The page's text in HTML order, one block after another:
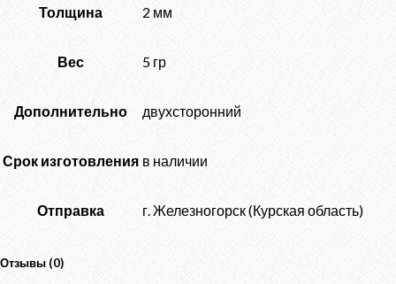
Толщина 2 мм
Вес 5 гр
Дополнительно двухсторонний
Срок изготовления в наличии
Отправка г. Железногорск (Курская область)
Отзывы (0)